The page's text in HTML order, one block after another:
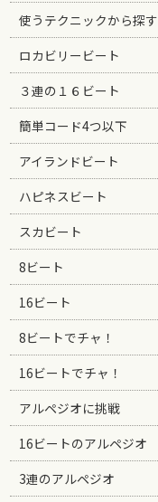
使うテクニックから探す
ロカビリービート
３連の１６ビート
簡単コード4つ以下
アイランドビート
ハピネスビート
スカビート
8ビート
16ビート
8ビートでチャ！
16ビートでチャ！
アルペジオに挑戦
16ビートのアルペジオ
3連のアルペジオ